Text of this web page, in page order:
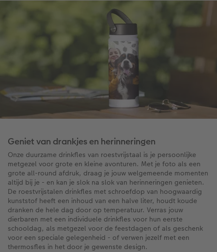
Geniet van drankjes en herinneringen
Onze duurzame drinkfles van roestvrijstaal is je persoonlijke
metgezel voor grote en kleine avonturen. Met je foto als een
grote all-round afdruk, draag je jouw welgemeende momenten
altijd bij je - en kan je slok na slok van herinneringen genieten.
De roestvrijstalen drinkfles met schroefdop van hoogwaardig
kunststof heeft een inhoud van een halve liter, houdt koude
dranken de hele dag door op temperatuur. Verras jouw
dierbaren met een individuele drinkfles voor hun eerste
schooldag, als metgezel voor de feestdagen of als geschenk
voor een speciale gelegenheid - of verwen jezelf met een
thermosfles in het door je gewenste design.